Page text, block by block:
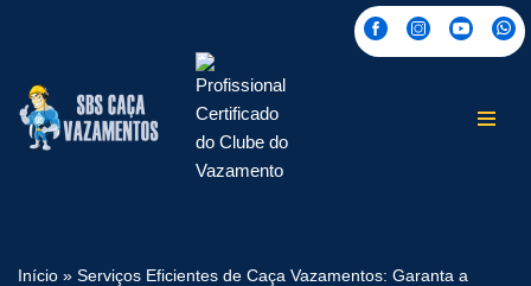
para
o
conteúdo
Início » Serviços Eficientes de Caça Vazamentos: Garanta a